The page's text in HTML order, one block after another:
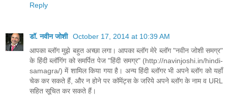
Reply
डॉ. नवीन जोशी October 17, 2014 at 10:39 AM
आपका ब्लॉग मुझे बहुत अच्छा लगा। आपका ब्लॉग मेरे ब्लॉग "नवीन जोशी समग्र"
के हिंदी ब्लॉगिंग को समर्पित पेज "हिंदी समग्र" (http://navinjoshi.in/hindi-
samagra/) में शामिल किया गया है। अन्य हिंदी ब्लॉगर भी अपने ब्लॉग को यहाँ
चेक कर सकते हैं, और न होने पर कॉमेंट्स के जरिये अपने ब्लॉग के नाम व URL
सहित सूचित कर सकते हैं।